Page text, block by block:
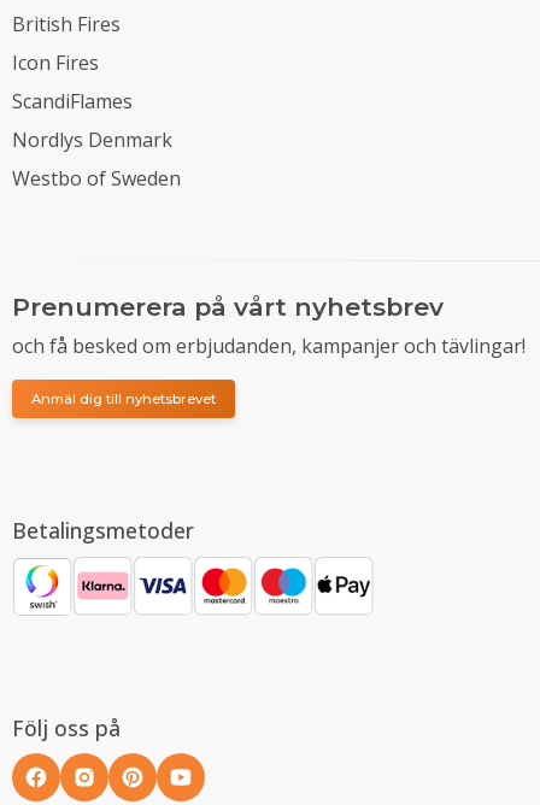
British Fires
Icon Fires
ScandiFlames
Nordlys Denmark
Westbo of Sweden
Prenumerera på vårt nyhetsbrev
och få besked om erbjudanden, kampanjer och tävlingar!
Anmäl dig till nyhetsbrevet
Betalingsmetoder
Följ oss på